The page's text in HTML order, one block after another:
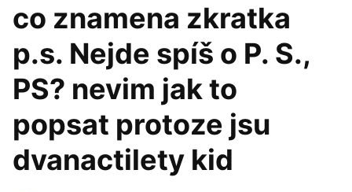
co znamena zkratka
p.s. Nejde spíš o P. S.,
PS? nevim jak to
popsat protoze jsu
dvanactilety kid